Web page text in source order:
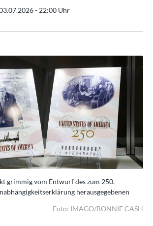
- 22:00 Uhr
grimmig vom Entwurf des zum 250.
herausgegebenen
Foto: IMAGO/BONNIE CASH